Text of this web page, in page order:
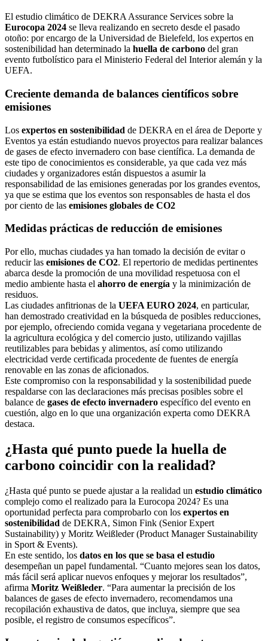
El estudio climático de DEKRA Assurance Services sobre la
Eurocopa 2024 se lleva realizando en secreto desde el pasado
otoño: por encargo de la Universidad de Bielefeld, los expertos en
sostenibilidad han determinado la huella de carbono del gran
evento futbolístico para el Ministerio Federal del Interior alemán y la
UEFA.
Creciente demanda de balances científicos sobre
emisiones
Los expertos en sostenibilidad de DEKRA en el área de Deporte y
Eventos ya están estudiando nuevos proyectos para realizar balances
de gases de efecto invernadero con base científica. La demanda de
este tipo de conocimientos es considerable, ya que cada vez más
ciudades y organizadores están dispuestos a asumir la
responsabilidad de las emisiones generadas por los grandes eventos,
ya que se estima que los eventos son responsables de hasta el dos
por ciento de las emisiones globales de CO2
Medidas prácticas de reducción de emisiones
Por ello, muchas ciudades ya han tomado la decisión de evitar o
reducir las emisiones de CO2. El repertorio de medidas pertinentes
abarca desde la promoción de una movilidad respetuosa con el
medio ambiente hasta el ahorro de energía y la minimización de
residuos.
Las ciudades anfitrionas de la UEFA EURO 2024, en particular,
han demostrado creatividad en la búsqueda de posibles reducciones,
por ejemplo, ofreciendo comida vegana y vegetariana procedente de
la agricultura ecológica y del comercio justo, utilizando vajillas
reutilizables para bebidas y alimentos, así como utilizando
electricidad verde certificada procedente de fuentes de energía
renovable en las zonas de aficionados.
Este compromiso con la responsabilidad y la sostenibilidad puede
respaldarse con las declaraciones más precisas posibles sobre el
balance de gases de efecto invernadero específico del evento en
cuestión, algo en lo que una organización experta como DEKRA
destaca.
¿Hasta qué punto puede la huella de
carbono coincidir con la realidad?
¿Hasta qué punto se puede ajustar a la realidad un estudio climático
complejo como el realizado para la Eurocopa 2024? Es una
oportunidad perfecta para comprobarlo con los expertos en
sostenibilidad de DEKRA, Simon Fink (Senior Expert
Sustainability) y Moritz Weißleder (Product Manager Sustainability
in Sport & Events).
En este sentido, los datos en los que se basa el estudio
desempeñan un papel fundamental. “Cuanto mejores sean los datos,
más fácil será aplicar nuevos enfoques y mejorar los resultados”,
afirma Moritz Weißleder. “Para aumentar la precisión de los
balances de gases de efecto invernadero, recomendamos una
recopilación exhaustiva de datos, que incluya, siempre que sea
posible, el registro de consumos específicos”.